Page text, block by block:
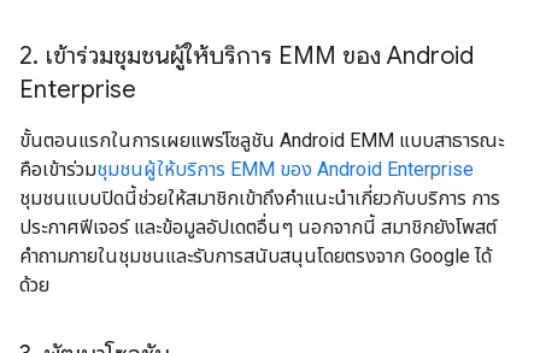
2. เข้าร่วมชุมชนผู้ให้บริการ EMM ของ Android
Enterprise
ขั้นตอนแรกในการเผยแพร่โซลูชัน Android EMM แบบสาธารณะ
คือเข้าร่วมชุมชนผู้ให้บริการ EMM ของ Android Enterprise
ชุมชนแบบปิดนี้ช่วยให้สมาชิกเข้าถึงคำแนะนำเกี่ยวกับบริการ การ
ประกาศฟีเจอร์ และข้อมูลอัปเดตอื่นๆ นอกจากนี้ สมาชิกยังโพสต์
คำถามภายในชุมชนและรับการสนับสนุนโดยตรงจาก Google ได้
ด้วย